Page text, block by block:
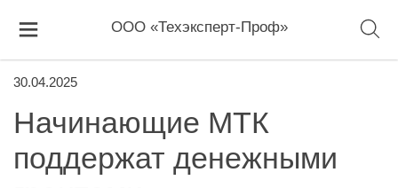
ООО «Техэксперт-Проф»
30.04.2025
Начинающие МТК
поддержат денежными